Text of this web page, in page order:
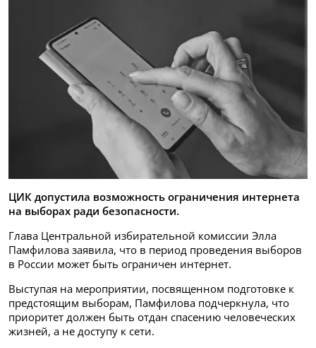
ЦИК допустила возможность ограничения интернета
на выборах ради безопасности.
Глава Центральной избирательной комиссии Элла
Памфилова заявила, что в период проведения выборов
в России может быть ограничен интернет.
Выступая на мероприятии, посвященном подготовке к
предстоящим выборам, Памфилова подчеркнула, что
приоритет должен быть отдан спасению человеческих
жизней, а не доступу к сети.